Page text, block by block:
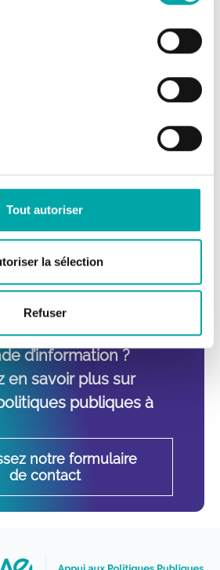
Tout autoriser
la sélection
Refuser
VULNEFEU
pour
politiques
d’information ?
en savoir plus sur
publiques à
notre formulaire
de contact